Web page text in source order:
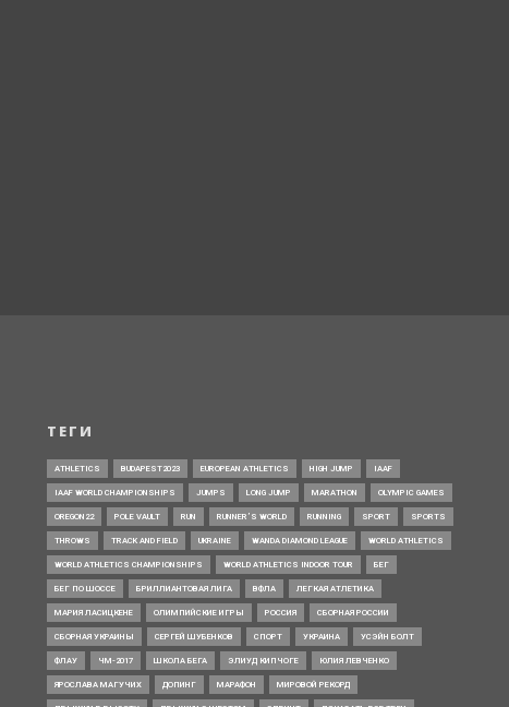
ТЕГИ
ATHLETICS BUDAPEST2023 EUROPEAN ATHLETICS HIGH JUMP IAAF
IAAF WORLD CHAMPIONSHIPS JUMPS LONG JUMP MARATHON OLYMPIC GAMES
OREGON22 POLE VAULT RUN RUNNER’S WORLD RUNNING SPORT SPORTS
THROWS TRACK AND FIELD UKRAINE WANDA DIAMOND LEAGUE WORLD ATHLETICS
WORLD ATHLETICS CHAMPIONSHIPS WORLD ATHLETICS INDOOR TOUR БЕГ
БЕГ ПО ШОССЕ БРИЛЛИАНТОВАЯ ЛИГА ВФЛА ЛЕГКАЯ АТЛЕТИКА
МАРИЯ ЛАСИЦКЕНЕ ОЛИМПИЙСКИЕ ИГРЫ РОССИЯ СБОРНАЯ РОССИИ
СБОРНАЯ УКРАИНЫ СЕРГЕЙ ШУБЕНКОВ СПОРТ УКРАИНА УСЭЙН БОЛТ
ФЛАУ ЧМ-2017 ШКОЛА БЕГА ЭЛИУД КИПЧОГЕ ЮЛИЯ ЛЕВЧЕНКО
ЯРОСЛАВА МАГУЧИХ ДОПИНГ МАРАФОН МИРОВОЙ РЕКОРД